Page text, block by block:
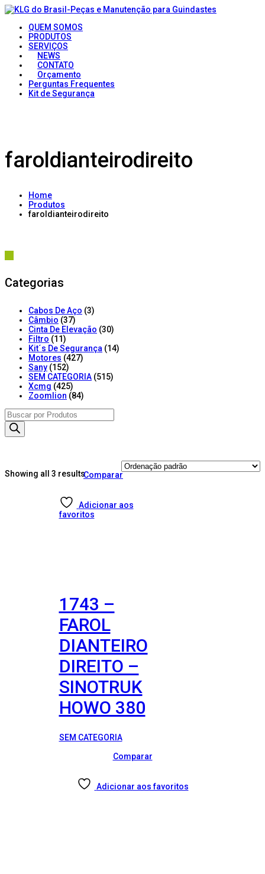
QUEM SOMOS
PRODUTOS
SERVIÇOS
NEWS
CONTATO
Orçamento
Perguntas Frequentes
Kit de Segurança
faroldianteirodireito
Home
Produtos
faroldianteirodireito
Categorias
Cabos De Aço (3)
Câmbio (37)
Cinta De Elevação (30)
Filtro (11)
Kit´s De Segurança (14)
Motores (427)
Sany (152)
SEM CATEGORIA (515)
Xcmg (425)
Zoomlion (84)
Products
search
Showing all 3 resultsComparar
Adicionar aos
favoritos
1743 –
FAROL
DIANTEIRO
DIREITO –
SINOTRUK
HOWO 380
SEM CATEGORIA
Comparar
Adicionar aos favoritos